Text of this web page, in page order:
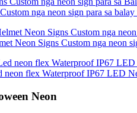
nga neon sign para sa
Neon Signs Custom nga neon
neon flex Waterproof IP67 LED
Neon